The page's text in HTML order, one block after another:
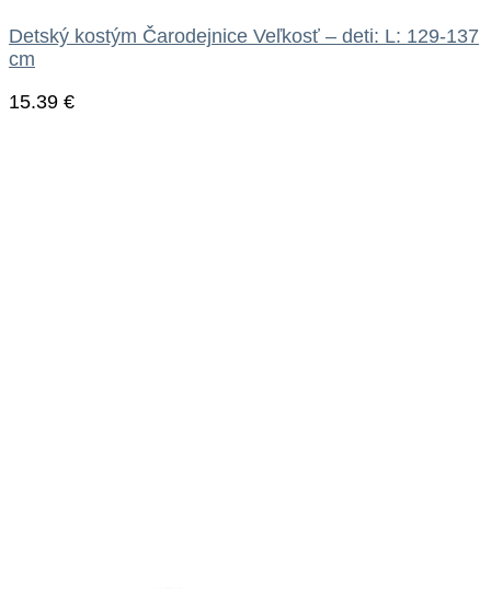
Detský kostým Čarodejnice Veľkosť – deti: L: 129-137
cm
15.39 €